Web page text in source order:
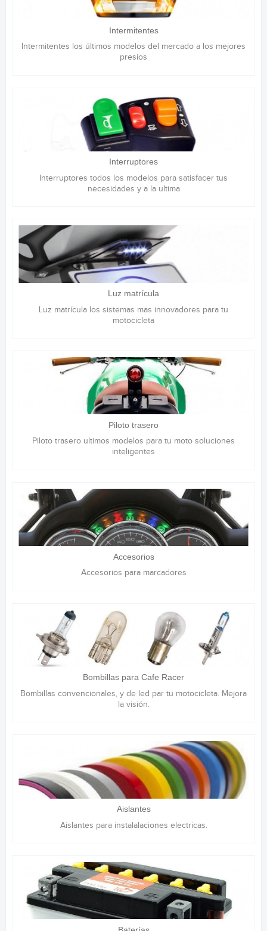
Intermitentes
Intermitentes los últimos modelos del mercado a los mejores
presios
Interruptores
Interruptores todos los modelos para satisfacer tus
necesidades y a la ultima
Luz matrícula
Luz matrícula los sistemas mas innovadores para tu
motocicleta
Piloto trasero
Piloto trasero ultimos modelos para tu moto soluciones
inteligentes
Accesorios
Accesorios para marcadores
Bombillas para Cafe Racer
Bombillas convencionales, y de led par tu motocicleta. Mejora
la visión.
Aislantes
Aislantes para instalalaciones electricas.